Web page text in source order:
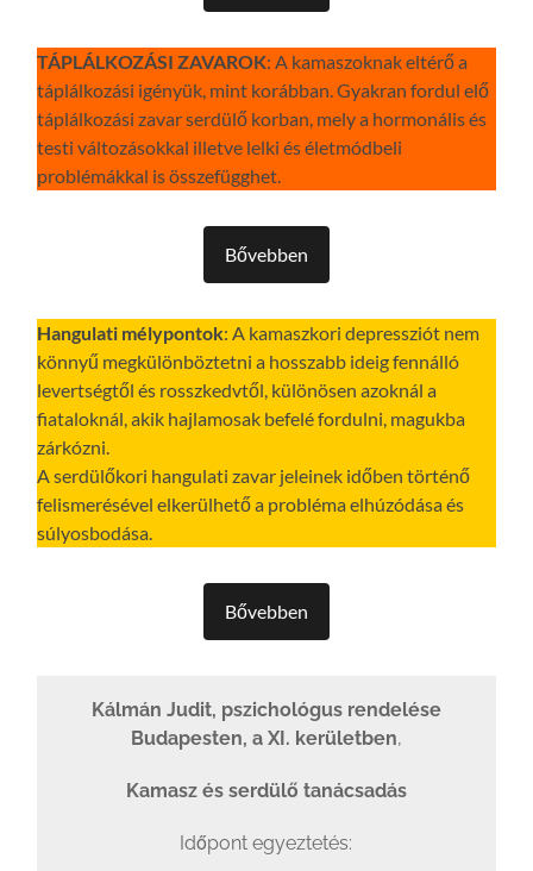
TÁPLÁLKOZÁSI ZAVAROK: A kamaszoknak eltérő a
táplálkozási igényük, mint korábban. Gyakran fordul elő
táplálkozási zavar serdülő korban, mely a hormonális és
testi változásokkal illetve lelki és életmódbeli
problémákkal is összefügghet.
Bővebben
Hangulati mélypontok: A kamaszkori depressziót nem
könnyű megkülönböztetni a hosszabb ideig fennálló
levertségtől és rosszkedvtől, különösen azoknál a
fiataloknál, akik hajlamosak befelé fordulni, magukba
zárkózni.
A serdülőkori hangulati zavar jeleinek időben történő
felismerésével elkerülhető a probléma elhúzódása és
súlyosbodása.
Bővebben
Kálmán Judit, pszichológus rendelése
Budapesten, a XI. kerületben,
Kamasz és serdülő tanácsadás
Időpont egyeztetés: